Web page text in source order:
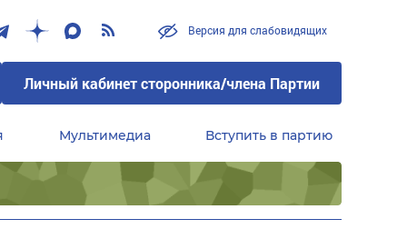
Версия для слабовидящих
Личный кабинет сторонника/члена Партии
Мультимедиа Вступить в партию